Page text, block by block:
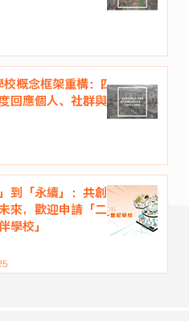
概念框架重構：四
回應個人、社群與未
到「永續」：共創世
來，歡迎申請「二十
學校」